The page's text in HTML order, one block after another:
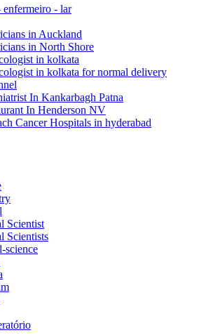
enfermeiro - lar
in Auckland
in North Shore
in kolkata
in kolkata for normal delivery
In Kankarbagh Patna
In Henderson NV
Cancer Hospitals in hyderabad
Scientist
Scientists
science